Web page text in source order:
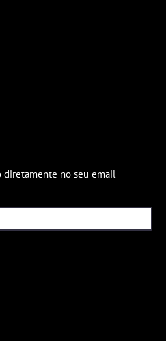
diretamente no seu email